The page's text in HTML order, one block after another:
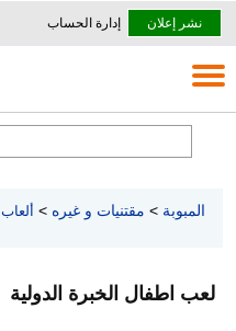
نشر إعلان إدارة الحساب
المبوبة > مقتنيات و غيره > ألعاب
لعب اطفال الخبرة الدولية